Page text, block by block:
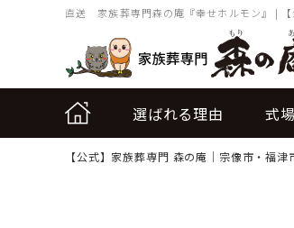
直送 家族葬専門森の庵『幸せホルモン』 |
選ばれる理由 式
【公式】家族葬専門 森の庵｜宗像市・福